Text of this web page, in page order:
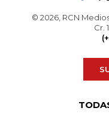
© 2026, RCN
Cr.